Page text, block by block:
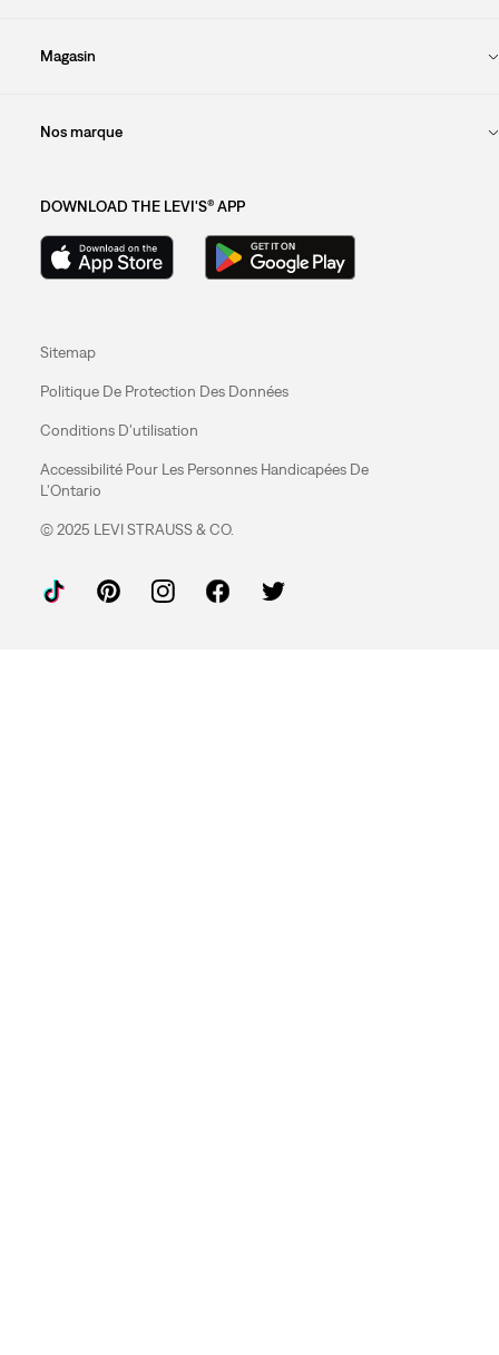
Magasin
Nos marque
DOWNLOAD THE LEVI'S® APP
Sitemap
Politique De Protection Des Données
Conditions D'utilisation
Accessibilité Pour Les Personnes Handicapées De
L'Ontario
© 2025 LEVI STRAUSS & CO.